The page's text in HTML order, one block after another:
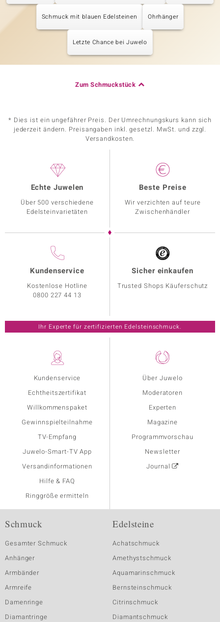
Schmuck mit blauen Edelsteinen Ohrhänger
Letzte Chance bei Juwelo
Zum Schmuckstück
* Dies ist ein ungefährer Preis. Der Umrechnungskurs kann sich
jederzeit ändern. Preisangaben inkl. gesetzl. MwSt. und zzgl.
Versandkosten.
Kundenservice
Echtheitszertifikat
Willkommenspaket
Gewinnspielteilnahme
TV-Empfang
Juwelo-Smart-TV App
Versandinformationen
Hilfe & FAQ
Ringgröße ermitteln
Über Juwelo
Moderatoren
Experten
Magazine
Programmvorschau
Newsletter
Journal
Echte Juwelen
Über 500 verschiedene
Edelsteinvarietäten
Beste Preise
Wir verzichten auf teure
Zwischenhändler
Kundenservice
Kostenlose Hotline
0800 227 44 13
Sicher einkaufen
Trusted Shops Käuferschutz
Ihr Experte für zertifizierten Edelsteinschmuck.
Schmuck
Gesamter Schmuck
Anhänger
Armbänder
Armreife
Damenringe
Diamantringe
Edelsteine
Achatschmuck
Amethystschmuck
Aquamarinschmuck
Bernsteinschmuck
Citrinschmuck
Diamantschmuck